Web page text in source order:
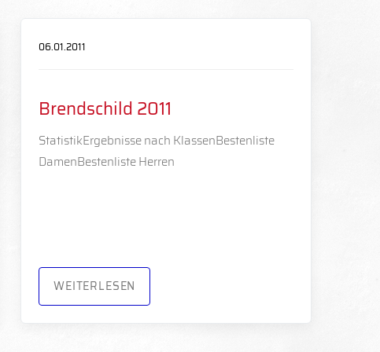
06.01.2011
Brendschild 2011
StatistikErgebnisse nach KlassenBestenliste
DamenBestenliste Herren
WEITERLESEN